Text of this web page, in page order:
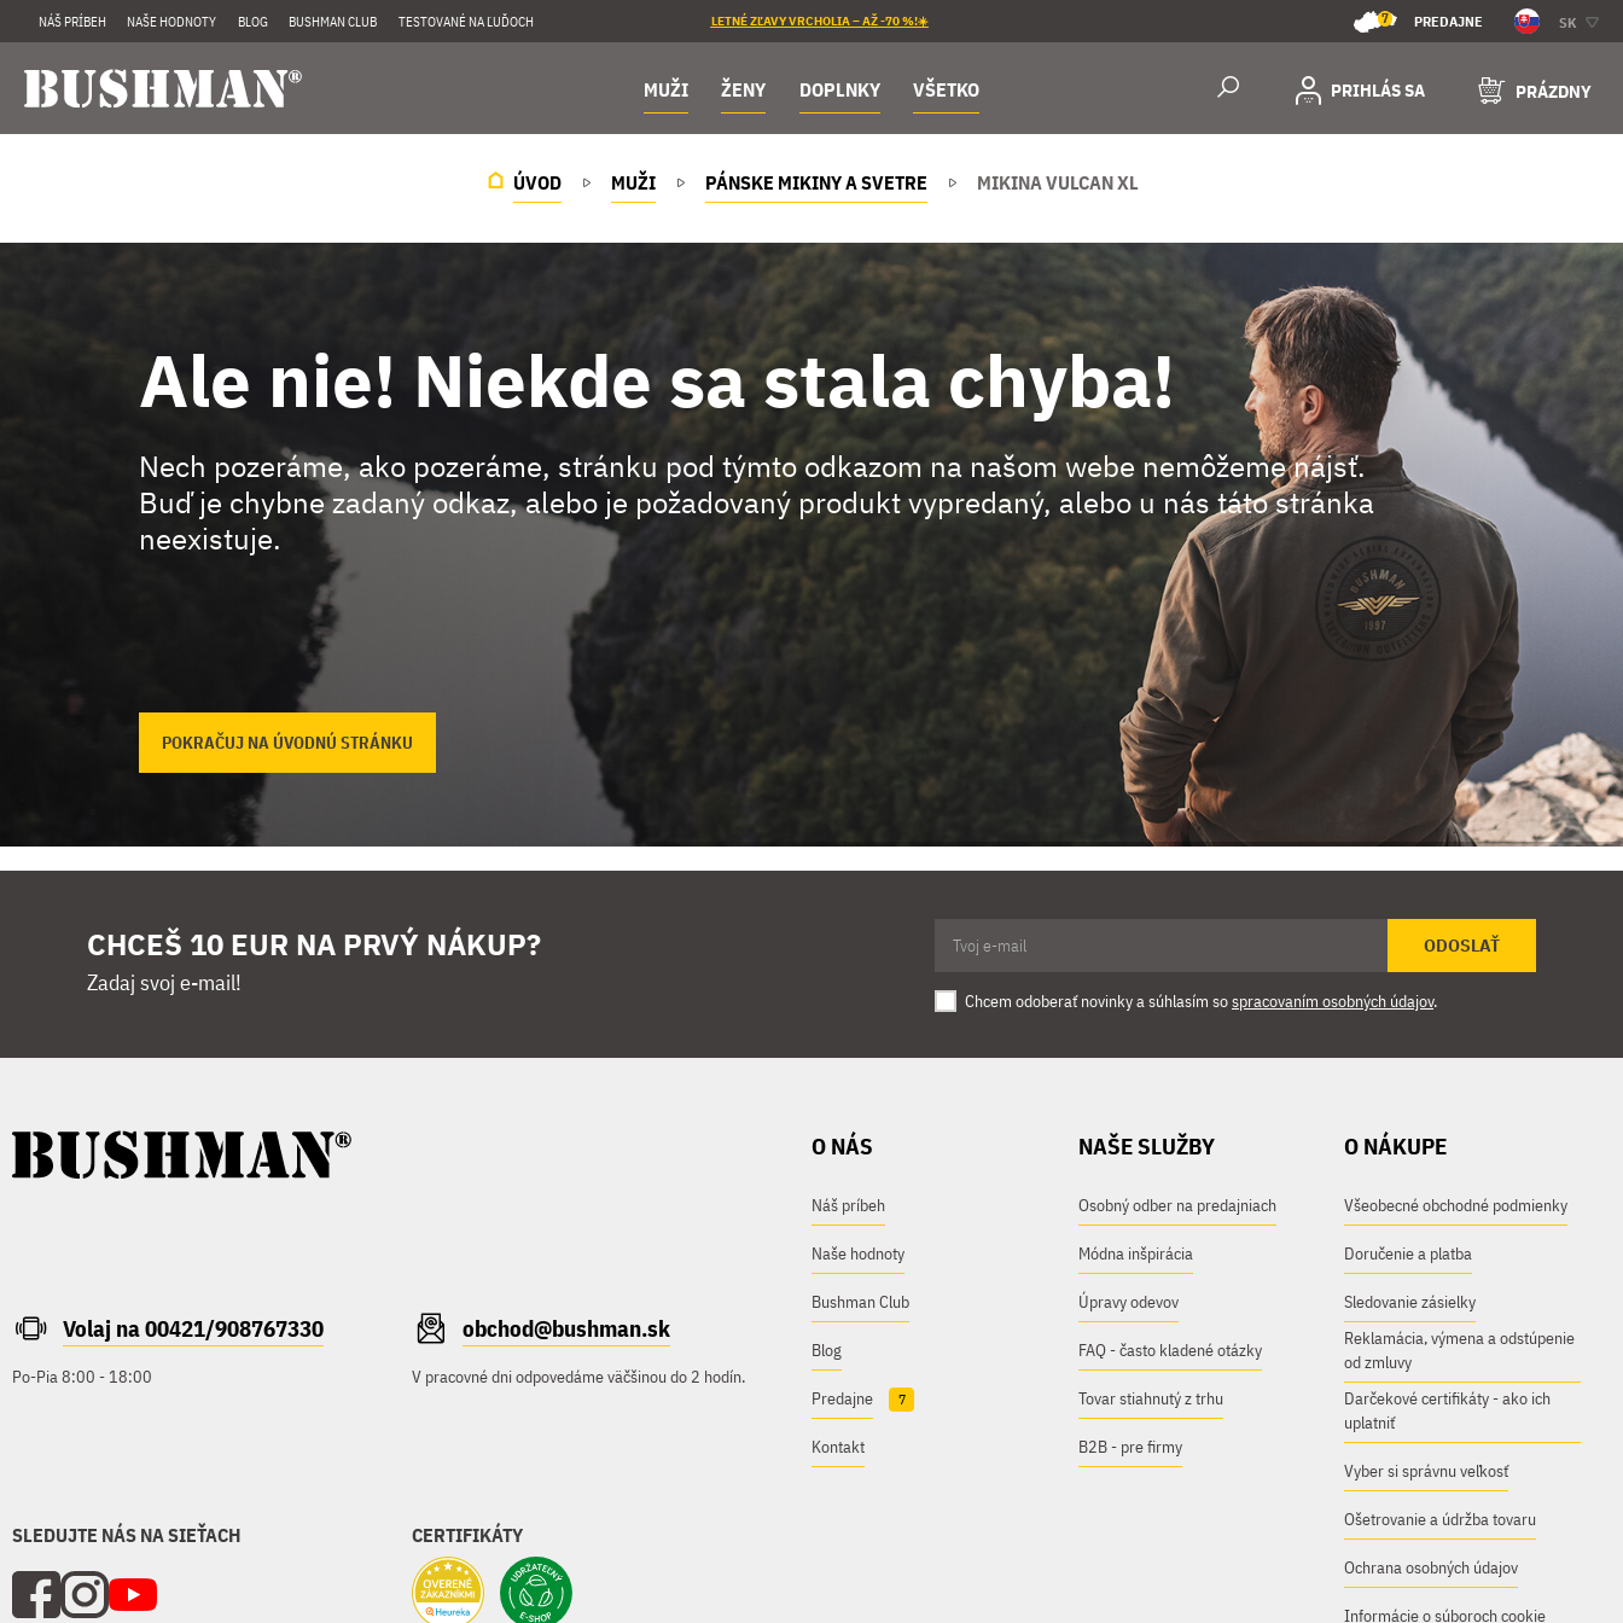
NÁŠ PRÍBEH NAŠE HODNOTY BLOG BUSHMAN CLUB TESTOVANÉ NA ĽUĎOCH LETNÉ ZĽAVY VRCHOLIA – AŽ -70 %!☀️ 7 PREDAJNE SK
MUŽI ŽENY DOPLNKY VŠETKO PRIHLÁS SA PRÁZDNY
ÚVOD MUŽI PÁNSKE MIKINY A SVETRE MIKINA VULCAN XL
Ale nie! Niekde sa stala chyba!
Nech pozeráme, ako pozeráme, stránku pod týmto odkazom na našom webe nemôžeme nájsť.
Buď je chybne zadaný odkaz, alebo je požadovaný produkt vypredaný, alebo u nás táto stránka
neexistuje.
POKRAČUJ NA ÚVODNÚ STRÁNKU
CHCEŠ 10 EUR NA PRVÝ NÁKUP?
Zadaj svoj e-mail!
ODOSLAŤ
Chcem odoberať novinky a súhlasím sospracovaním osobných údajov.
Volaj na 00421/908767330
Po-Pia 8:00 - 18:00
obchod@bushman.sk
V pracovné dni odpovedáme väčšinou do 2 hodín.
SLEDUJTE NÁS NA SIEŤACH CERTIFIKÁTY
O NÁS
Náš príbeh
Naše hodnoty
Bushman Club
Blog
Predajne 7
Kontakt
NAŠE SLUŽBY
Osobný odber na predajniach
Módna inšpirácia
Úpravy odevov
FAQ - často kladené otázky
Tovar stiahnutý z trhu
B2B - pre firmy
O NÁKUPE
Všeobecné obchodné podmienky
Doručenie a platba
Sledovanie zásielky
Reklamácia, výmena a odstúpenie
od zmluvy
Darčekové certifikáty - ako ich
uplatniť
Vyber si správnu veľkosť
Ošetrovanie a údržba tovaru
Ochrana osobných údajov
Informácie o súboroch cookie